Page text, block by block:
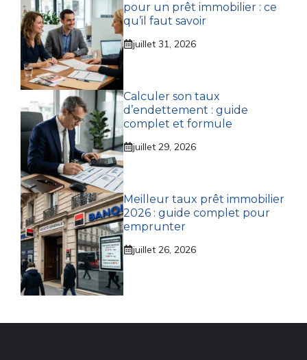
pour un prêt immobilier : ce
qu’il faut savoir
juillet 31, 2026
Calculer son taux
d’endettement : guide
complet et formule
juillet 29, 2026
Meilleur taux prêt immobilier
2026 : guide complet pour
emprunter
juillet 26, 2026